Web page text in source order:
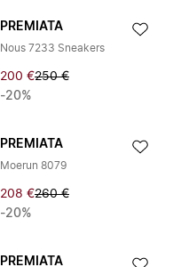
PREMIATA
Nous 7233 Sneakers
200 €250 €
-20%
PREMIATA
Moerun 8079
208 €260 €
-20%
PREMIATA